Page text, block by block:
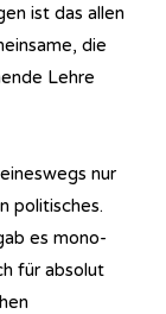
ist das allen
die
Lehre
nur
politisches.
es mono-
für absolut